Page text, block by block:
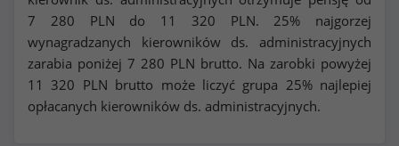
7 280 PLN do 11 320 PLN. 25% najgorzej
wynagradzanych kierowników ds. administracyjnych
zarabia poniżej 7 280 PLN brutto. Na zarobki powyżej
11 320 PLN brutto może liczyć grupa 25% najlepiej
opłacanych kierowników ds. administracyjnych.